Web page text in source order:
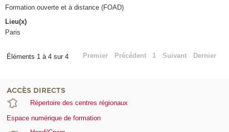
Formation ouverte et à distance (FOAD)
Lieu(x)
Paris
Éléments 1 à 4 sur 4 Premier Précédent 1 Suivant Dernier
ACCÈS DIRECTS
Répertoire des centres régionaux
Espace numérique de formation